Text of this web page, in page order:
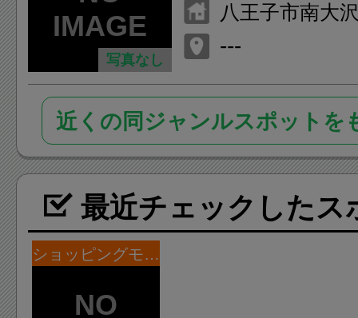
写真なし
八王子市南大
---
近くの同ジャンルスポットを
最近チェックしたス
ショッピングモール・デパート